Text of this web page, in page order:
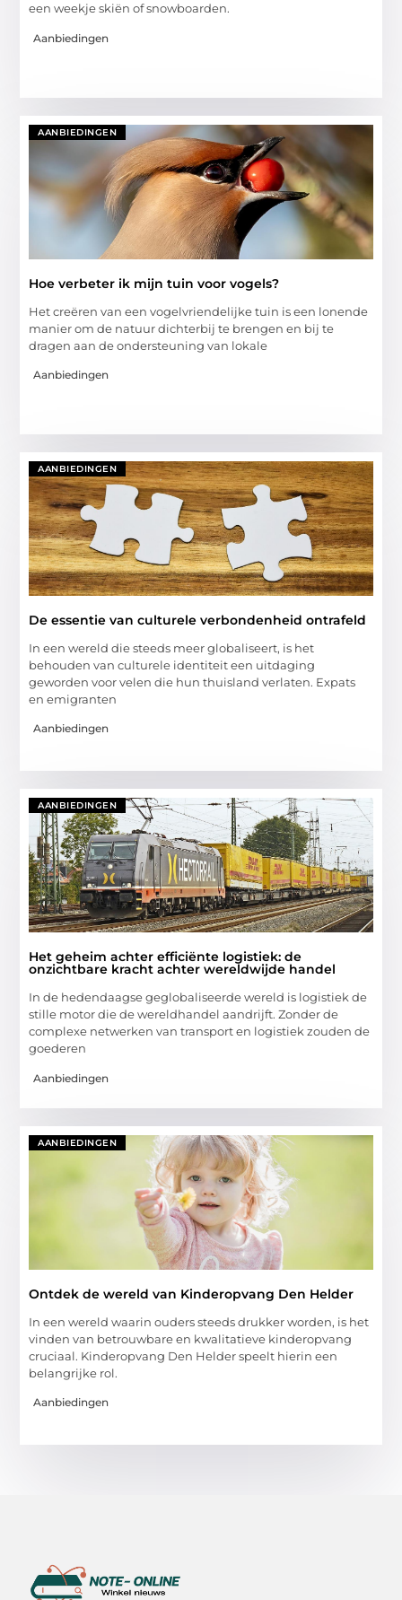
een weekje skiën of snowboarden.
Aanbiedingen
AANBIEDINGEN
Hoe verbeter ik mijn tuin voor vogels?
Het creëren van een vogelvriendelijke tuin is een lonende
manier om de natuur dichterbij te brengen en bij te
dragen aan de ondersteuning van lokale
Aanbiedingen
AANBIEDINGEN
De essentie van culturele verbondenheid ontrafeld
In een wereld die steeds meer globaliseert, is het
behouden van culturele identiteit een uitdaging
geworden voor velen die hun thuisland verlaten. Expats
en emigranten
Aanbiedingen
AANBIEDINGEN
Het geheim achter efficiënte logistiek: de
onzichtbare kracht achter wereldwijde handel
In de hedendaagse geglobaliseerde wereld is logistiek de
stille motor die de wereldhandel aandrijft. Zonder de
complexe netwerken van transport en logistiek zouden de
goederen
Aanbiedingen
AANBIEDINGEN
Ontdek de wereld van Kinderopvang Den Helder
In een wereld waarin ouders steeds drukker worden, is het
vinden van betrouwbare en kwalitatieve kinderopvang
cruciaal. Kinderopvang Den Helder speelt hierin een
belangrijke rol.
Aanbiedingen